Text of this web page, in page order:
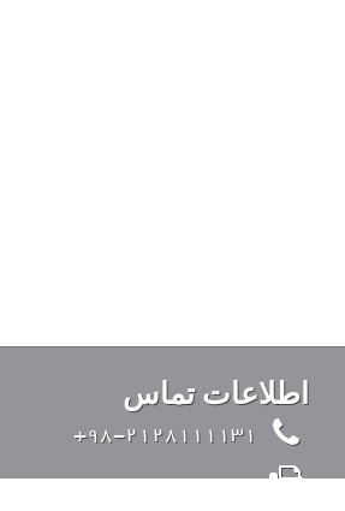
اطلاعات تماس
98-2128111131+
98-2126428371+